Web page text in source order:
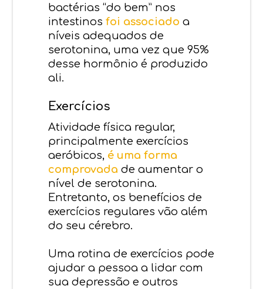
bactérias “do bem” nos
intestinosfoi associado a
níveis adequados de
serotonina, uma vez que 95%
desse hormônio é produzido
ali.
Exercícios
Atividade física regular,
principalmente exercícios
aeróbicos, é uma forma
comprovada de aumentar o
nível de serotonina.
Entretanto, os benefícios de
exercícios regulares vão além
do seu cérebro.
Uma rotina de exercícios pode
ajudar a pessoa a lidar com
sua depressão e outros